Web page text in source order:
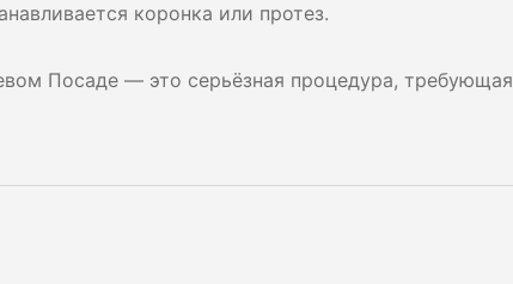
коронка или протез.
Посаде — это серьёзная процедура, требующая